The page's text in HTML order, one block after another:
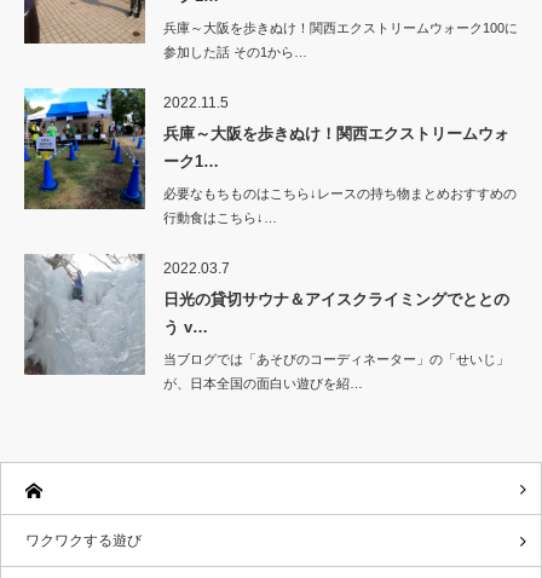
兵庫～大阪を歩きぬけ！関西エクストリームウォーク100に
参加した話 その1から…
2022.11.5
兵庫～大阪を歩きぬけ！関西エクストリームウォ
ーク1…
必要なもちものはこちら↓レースの持ち物まとめおすすめの
行動食はこちら↓…
2022.03.7
日光の貸切サウナ＆アイスクライミングでととの
う v…
当ブログでは「あそびのコーディネーター」の「せいじ」
が、日本全国の面白い遊びを紹…
ワクワクする遊び